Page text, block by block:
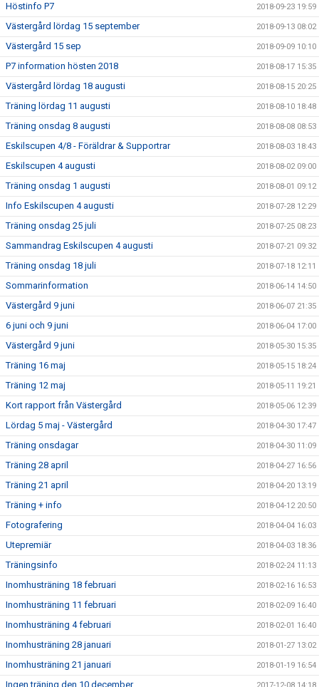
Höstinfo P7 2018-09-23 19:59
Västergård lördag 15 september 2018-09-13 08:02
Västergård 15 sep 2018-09-09 10:10
P7 information hösten 2018 2018-08-17 15:35
Västergård lördag 18 augusti 2018-08-15 20:25
Träning lördag 11 augusti 2018-08-10 18:48
Träning onsdag 8 augusti 2018-08-08 08:53
Eskilscupen 4/8 - Föräldrar & Supportrar 2018-08-03 18:43
Eskilscupen 4 augusti 2018-08-02 09:00
Träning onsdag 1 augusti 2018-08-01 09:12
Info Eskilscupen 4 augusti 2018-07-28 12:29
Träning onsdag 25 juli 2018-07-25 08:23
Sammandrag Eskilscupen 4 augusti 2018-07-21 09:32
Träning onsdag 18 juli 2018-07-18 12:11
Sommarinformation 2018-06-14 14:50
Västergård 9 juni 2018-06-07 21:35
6 juni och 9 juni 2018-06-04 17:00
Västergård 9 juni 2018-05-30 15:35
Träning 16 maj 2018-05-15 18:24
Träning 12 maj 2018-05-11 19:21
Kort rapport från Västergård 2018-05-06 12:39
Lördag 5 maj - Västergård 2018-04-30 17:47
Träning onsdagar 2018-04-30 11:09
Träning 28 april 2018-04-27 16:56
Träning 21 april 2018-04-20 13:19
Träning + info 2018-04-12 20:50
Fotografering 2018-04-04 16:03
Utepremiär 2018-04-03 18:36
Träningsinfo 2018-02-24 11:13
Inomhusträning 18 februari 2018-02-16 16:53
Inomhusträning 11 februari 2018-02-09 16:40
Inomhusträning 4 februari 2018-02-01 16:40
Inomhusträning 28 januari 2018-01-27 13:02
Inomhusträning 21 januari 2018-01-19 16:54
Ingen träning den 10 december